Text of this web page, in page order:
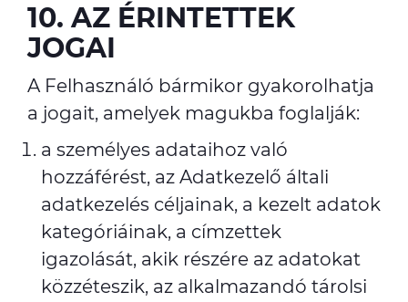
10. AZ ÉRINTETTEK
JOGAI
A Felhasználó bármikor gyakorolhatja
a jogait, amelyek magukba foglalják:
a személyes adataihoz való
hozzáférést, az Adatkezelő általi
adatkezelés céljainak, a kezelt adatok
kategóriáinak, a címzettek
igazolását, akik részére az adatokat
közzéteszik, az alkalmazandó tárolsi